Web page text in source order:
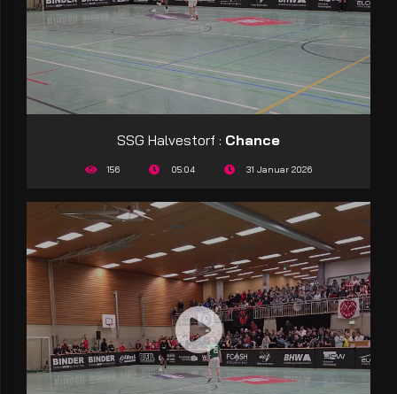
SSG Halvestorf : Chance
156 05:04 31 Januar 2026